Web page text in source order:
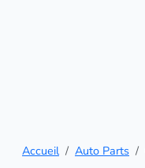
Accueil Auto Parts